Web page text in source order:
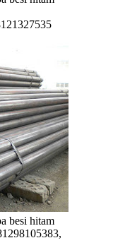
besi hitam